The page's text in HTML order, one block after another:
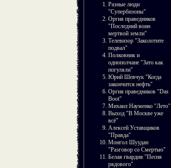
Разные люди
"Супербизоны"
Оргия праведников
"Последний воин
мертвой земли"
Телевизор "Заколотите
подвал"
Полковник и
однополчане "Зато как
погуляли"
Юрий Шевчук "Когда
закончится нефть"
Оргия праведников "Das
Boot"
Михаил Науменко "Лето"
Выход "В Москве уже
всё"
Алексей Уставщиков
"Правда"
Монгол Шуудан
"Разговор со Смертью"
Белая гвардия "Песня
рядового"